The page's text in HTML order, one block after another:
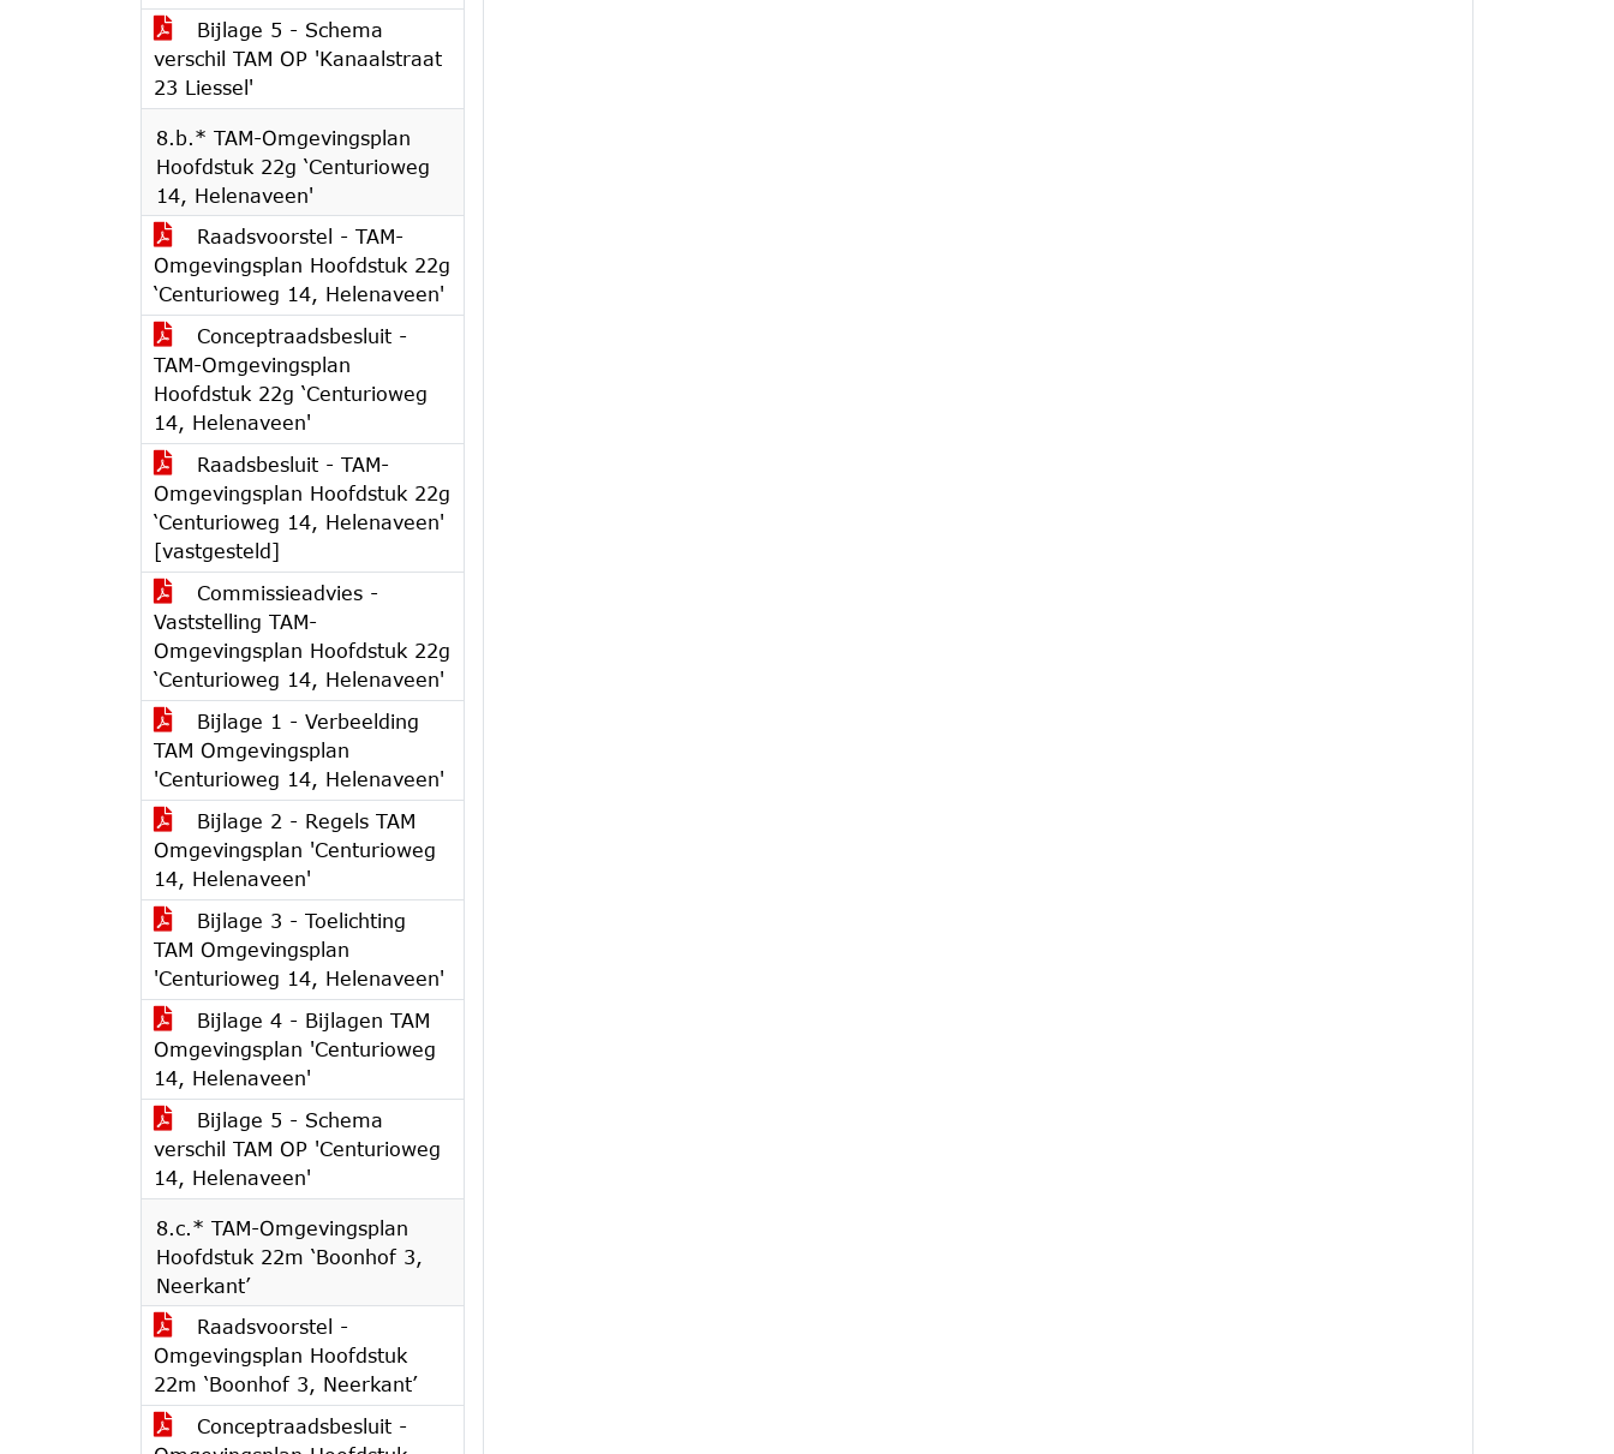
Bijlage 5 - Schema
verschil TAM OP 'Kanaalstraat
23 Liessel'
8.b.* TAM-Omgevingsplan
Hoofdstuk 22g ‘Centurioweg
14, Helenaveen'
Raadsvoorstel - TAM-
Omgevingsplan Hoofdstuk 22g
‘Centurioweg 14, Helenaveen'
Conceptraadsbesluit -
TAM-Omgevingsplan
Hoofdstuk 22g ‘Centurioweg
14, Helenaveen'
Raadsbesluit - TAM-
Omgevingsplan Hoofdstuk 22g
‘Centurioweg 14, Helenaveen'
[vastgesteld]
Commissieadvies -
Vaststelling TAM-
Omgevingsplan Hoofdstuk 22g
‘Centurioweg 14, Helenaveen'
Bijlage 1 - Verbeelding
TAM Omgevingsplan
'Centurioweg 14, Helenaveen'
Bijlage 2 - Regels TAM
Omgevingsplan 'Centurioweg
14, Helenaveen'
Bijlage 3 - Toelichting
TAM Omgevingsplan
'Centurioweg 14, Helenaveen'
Bijlage 4 - Bijlagen TAM
Omgevingsplan 'Centurioweg
14, Helenaveen'
Bijlage 5 - Schema
verschil TAM OP 'Centurioweg
14, Helenaveen'
8.c.* TAM-Omgevingsplan
Hoofdstuk 22m ‘Boonhof 3,
Neerkant’
Raadsvoorstel -
Omgevingsplan Hoofdstuk
22m ‘Boonhof 3, Neerkant’
Conceptraadsbesluit -